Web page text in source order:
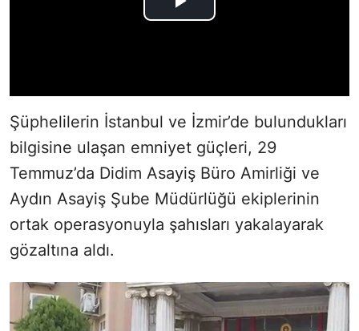
Şüphelilerin İstanbul ve İzmir’de bulundukları
bilgisine ulaşan emniyet güçleri, 29
Temmuz’da Didim Asayiş Büro Amirliği ve
Aydın Asayiş Şube Müdürlüğü ekiplerinin
ortak operasyonuyla şahısları yakalayarak
gözaltına aldı.